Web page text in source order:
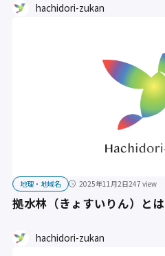
hachidori-zukan
地理・地域名 2025年11月2日247 view
拠水林（きょすいりん）とは
hachidori-zukan